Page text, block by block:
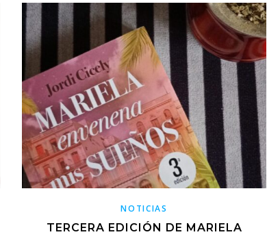
NOTICIAS
TERCERA EDICIÓN DE MARIELA